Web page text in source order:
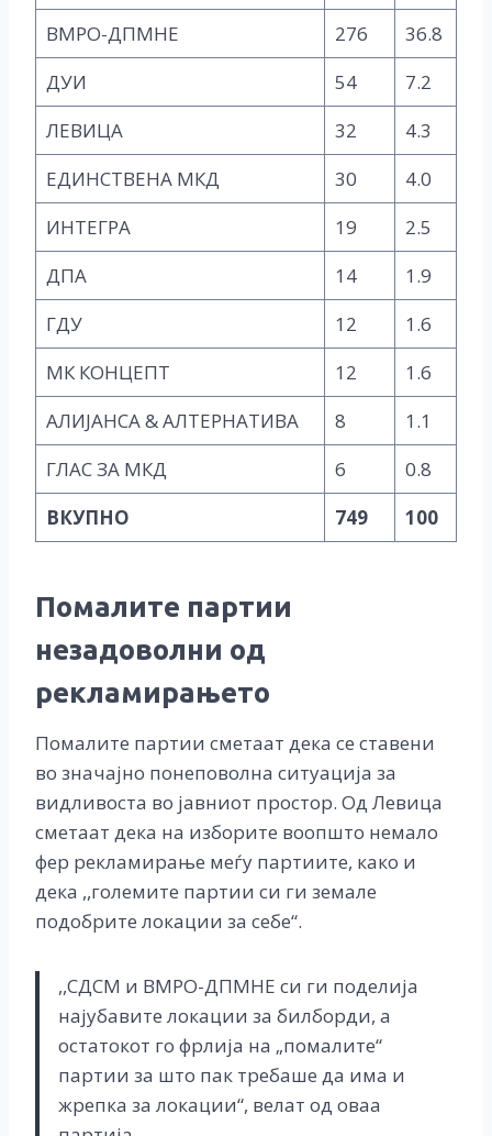
ВМРО-ДПМНЕ
276
36.8
ДУИ
54
7.2
ЛЕВИЦА
32
4.3
ЕДИНСТВЕНА МКД
30
4.0
ИНТЕГРА
19
2.5
ДПА
14
1.9
ГДУ
12
1.6
МК КОНЦЕПТ
12
1.6
АЛИЈАНСА & АЛТЕРНАТИВА
8
1.1
ГЛАС ЗА МКД
6
0.8
ВКУПНО
749 100
Помалите партии
незадоволни од
рекламирањето
Помалите партии сметаат дека се ставени
во значајно понеповолна ситуација за
видливоста во јавниот простор. Од Левица
сметаат дека на изборите воопшто немало
фер рекламирање меѓу партиите, како и
дека ,,големите партии си ги земале
подобрите локации за себе“.
,,СДСМ и ВМРО-ДПМНЕ си ги поделија
најубавите локации за билборди, а
остатокот го фрлија на „помалите“
партии за што пак требаше да има и
жрепка за локации“, велат од оваа